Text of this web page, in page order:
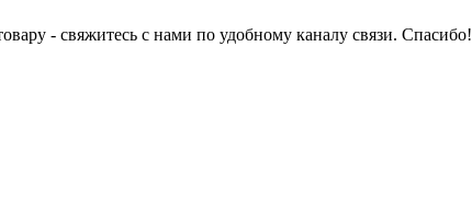
- свяжитесь с нами по удобному каналу связи. Спасибо!